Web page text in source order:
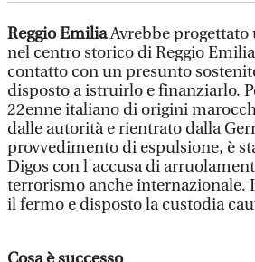
Reggio EmiliaAvrebbe
nel centro storico di Reggio
contatto con un presunto
disposto a istruirlo e finanziarlo.
22enne italiano di origini
dalle autorità e rientrato dalla
provvedimento di espulsione, è
Digos con l'accusa di
terrorismo anche internazionale.
il fermo e disposto la custodia